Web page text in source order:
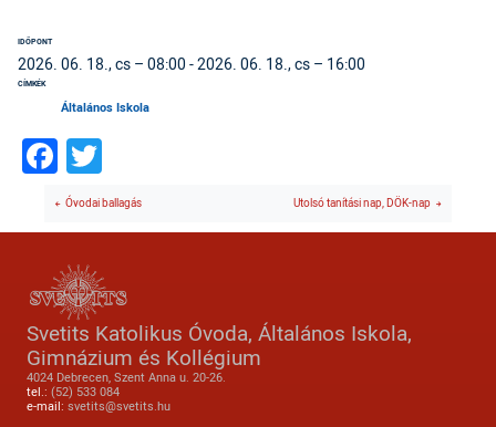
IDŐPONT
2026. 06. 18., cs – 08:00 -2026. 06. 18., cs – 16:00
CÍMKÉK
Általános Iskola
Facebook
Óvodai ballagás Utolsó tanítási nap, DÖK-nap
Svetits Katolikus Óvoda, Általános Iskola,
Gimnázium és Kollégium
4024 Debrecen, Szent Anna u. 20-26.
tel.: (52) 533 084
e-mail: svetits@svetits.hu